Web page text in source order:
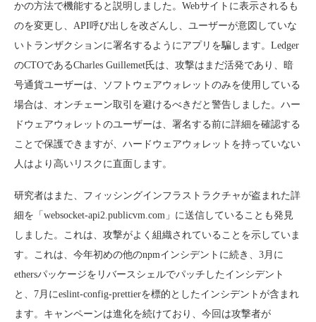
かの方法で機能すると説明しました。Webサイトに表示されるも
のを変更し、API呼び出しを改ざんし、ユーザーが意図していな
いトランザクションに署名するようにアプリを騙します。Ledger
のCTOであるCharles Guillemet氏は、攻撃はまだ活発であり、暗
号通貨ユーザーは、ソフトウェアウォレットのみを使用している
場合は、オンチェーン取引を避けるべきだと警告しました。ハー
ドウェアウォレットのユーザーは、署名する前に詳細を確認する
ことで保護できますが、ハードウェアウォレットを持っていない
人はより高いリスクに直面します。
研究者はまた、フィッシングインフラストラクチャが盗まれた詳
細を「websocket-api2.publicvm.com」に送信していることも発見
しました。これは、攻撃がよく組織されていることを示していま
す。これは、今年初めの他のnpmインシデントに続き、3月に
ethersパッケージをリバースシェルでパッチしたインシデント
と、7月にeslint-config-prettierを標的としたインシデントが含まれ
ます。キャンペーンは進化を続けており、今回は攻撃者が